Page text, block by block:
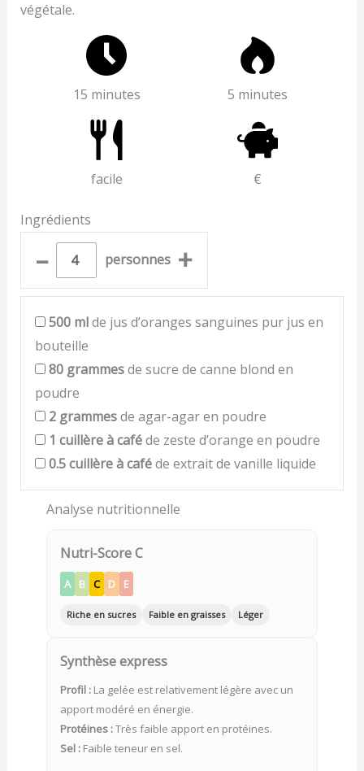
végétale.
15 minutes 5 minutes
facile €
Ingrédients
– personnes +
500 mlde jus d’oranges sanguines pur jus en
bouteille
80 grammesde sucre de canne blond en
poudre
2 grammesde agar-agar en poudre
1 cuillère à caféde zeste d’orange en poudre
0.5cuillère à caféde extrait de vanille liquide
Analyse nutritionnelle
Nutri-Score C
A B C D E
Riche en sucres Faible en graisses Léger
Synthèse express
Profil :La gelée est relativement légère avec un
apport modéré en énergie.
Protéines :Très faible apport en protéines.
Sel :Faible teneur en sel.